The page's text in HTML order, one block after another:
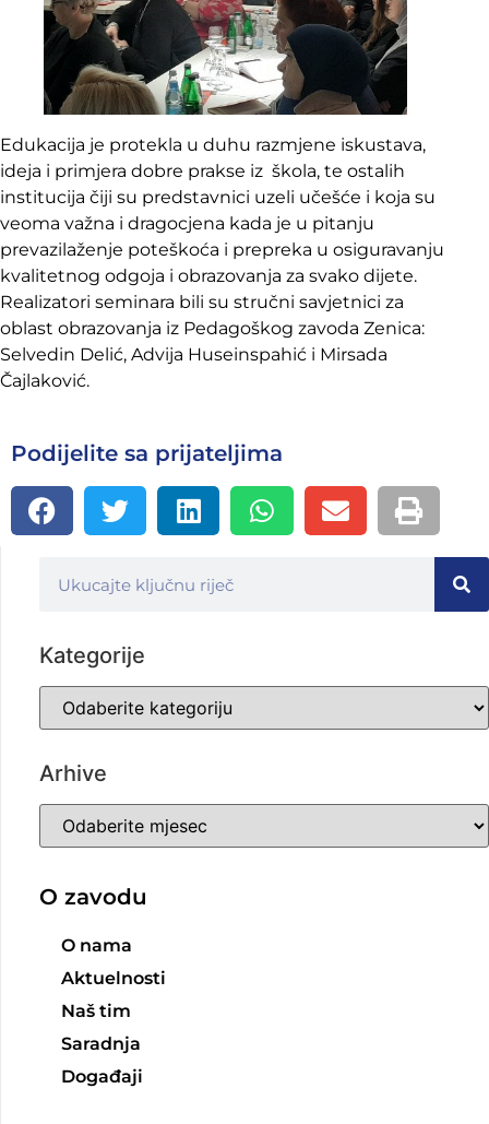
Edukacija je protekla u duhu razmjene iskustava,
ideja i primjera dobre prakse iz škola, te ostalih
institucija čiji su predstavnici uzeli učešće i koja su
veoma važna i dragocjena kada je u pitanju
prevazilaženje poteškoća i prepreka u osiguravanju
kvalitetnog odgoja i obrazovanja za svako dijete.
Realizatori seminara bili su stručni savjetnici za
oblast obrazovanja iz Pedagoškog zavoda Zenica:
Selvedin Delić, Advija Huseinspahić i Mirsada
Čajlaković.
Podijelite sa prijateljima
Kategorije
Arhive
O zavodu
O nama
Aktuelnosti
Naš tim
Saradnja
Događaji